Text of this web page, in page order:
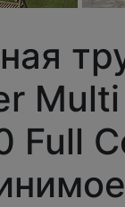
Multi
Full